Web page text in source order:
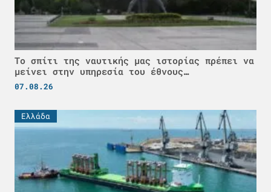
Το σπίτι της ναυτικής μας ιστορίας πρέπει να
μείνει στην υπηρεσία του έθνους…
07.08.26
Ελλάδα